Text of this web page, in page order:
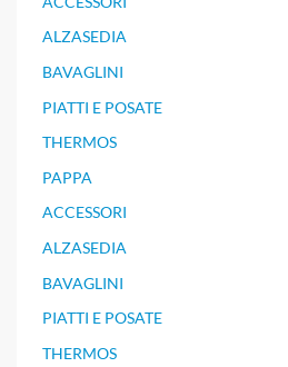
ALZASEDIA
BAVAGLINI
PIATTI E POSATE
THERMOS
PAPPA
ACCESSORI
ALZASEDIA
BAVAGLINI
PIATTI E POSATE
THERMOS